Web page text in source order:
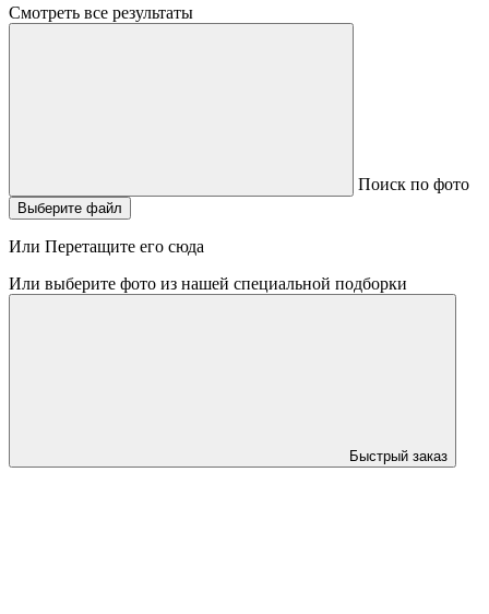
Смотреть все результаты
Поиск по фото
Выберите файл
Или Перетащите его сюда
Или выберите фото из нашей специальной подборки
Быстрый заказ